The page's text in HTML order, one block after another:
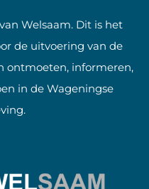
Welsaam. Dit is het
de uitvoering van de
ontmoeten, informeren,
in de Wageningse